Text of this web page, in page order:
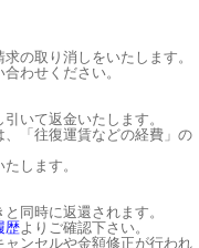
の取り消しをいたします。
わせください。
いて返金いたします。
「往復運賃などの経費」の
します。
同時に返還されます。
歴よりご確認下さい。
ンセルや金額修正が行われ